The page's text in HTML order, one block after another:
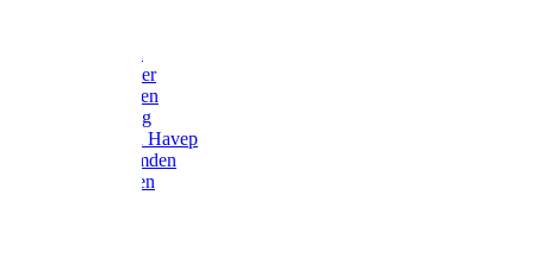
Bodywarmer
Werkbroeken
Zaagkleding
Werkjassen Havep
Thermohemden
Overhemden